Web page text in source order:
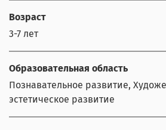
Возраст
3-7 лет
Образовательная область
Познавательное развитие,
эстетическое развитие